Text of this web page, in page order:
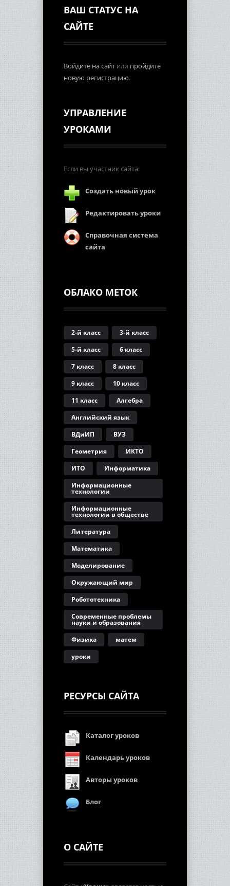
ВАШ СТАТУС НА
САЙТЕ
Войдите на сайт или пройдите
новую регистрацию.
УПРАВЛЕНИЕ
УРОКАМИ
Если вы участник сайта:
Создать новый урок
Редактировать уроки
Справочная система
сайта
ОБЛАКО МЕТОК
2-й класс
3-й класс
5-й класс
6 класс
7 класс
8 класс
9 класс
10 класс
11 класс
Алгебра
Английский язык
ВДиИП
ВУЗ
Геометрия
ИКТО
ИТО
Информатика
Информационные
технологии
Информационные
технологии в обществе
Литература
Математика
Моделирование
Окружающий мир
Робототехника
Современные проблемы
науки и образования
Физика
матем
уроки
РЕСУРСЫ САЙТА
Каталог уроков
Календарь уроков
Авторы уроков
Блог
О САЙТЕ